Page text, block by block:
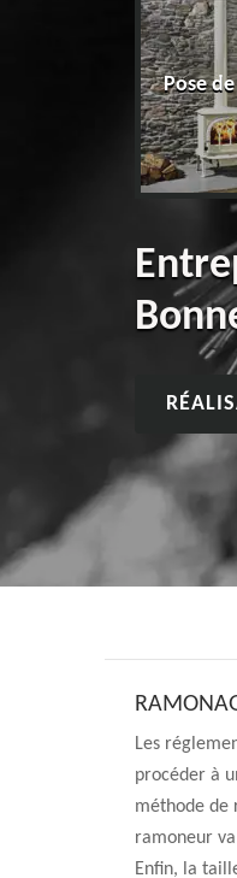
Pose
Les
procéder à
méthode de
ramoneur
Enfin, la